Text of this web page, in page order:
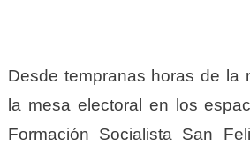
Desde tempranas horas de la
la mesa electoral en los
Formación Socialista San